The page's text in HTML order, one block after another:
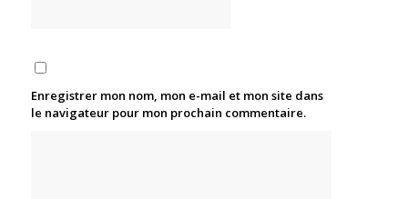
Enregistrer mon nom, mon e-mail et mon site dans
le navigateur pour mon prochain commentaire.